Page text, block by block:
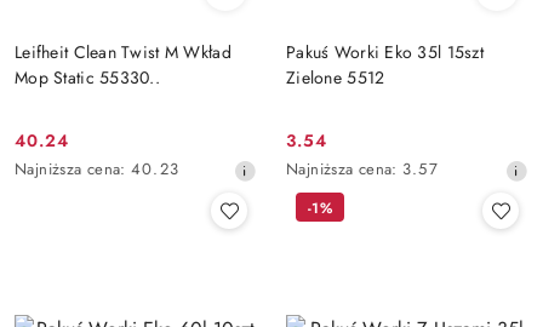
Leifheit Clean Twist M Wkład
Mop Static 55330..
Cena
promocyjna:
40.24
Najniższa
Najniższa cena: 40.23
Pakuś Worki Eko 35l 15szt
Zielone 5512
Cena
promocyjna:
3.54
Najniższa
cena
Najniższa cena: 3.57
-1%